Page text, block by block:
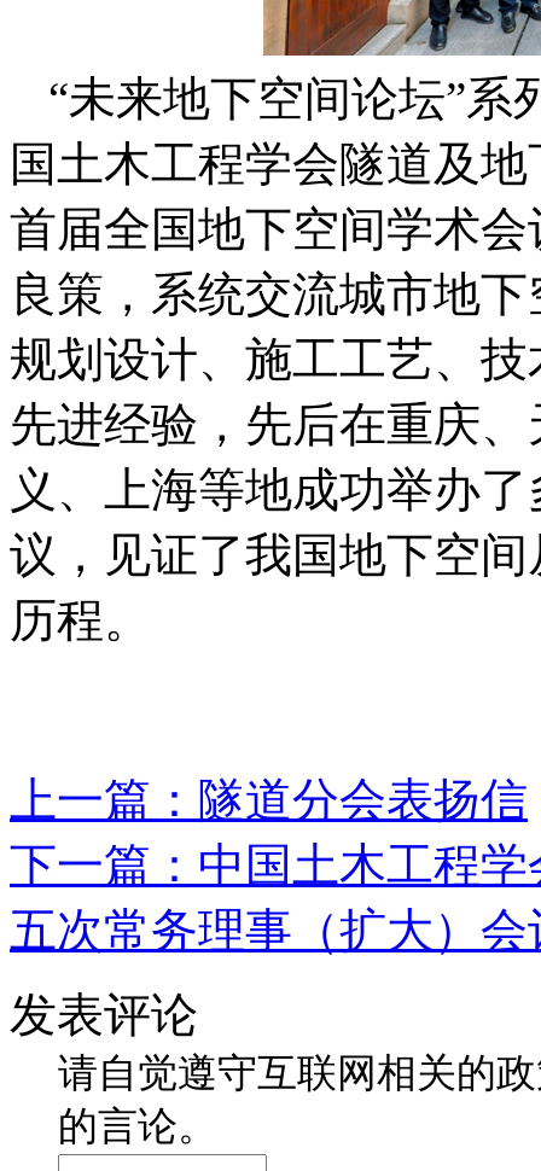
“未来地下空间论坛”系
国土木工程学会隧道及
首届全国地下空间学术
良策，系统交流城市地
规划设计、施工工艺、
先进经验，先后在重庆
义、上海等地成功举办
议，见证了我国地下空
历程。
上一篇： 隧道分会表扬信
下一篇： 中国土木工程
五次常务理事（扩大）会
发表评论
请自觉遵守互联网相关的
的言论。